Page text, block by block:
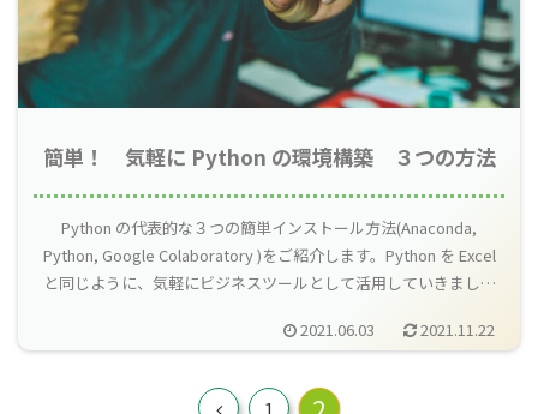
簡単！ 気軽に Python の環境構築 ３つの方法
Python の代表的な３つの簡単インストール方法(Anaconda,
Python, Google Colaboratory )をご紹介します。Python を Excel
と同じように、気軽にビジネスツールとして活用していきましょ
2021.06.03
2021.11.22
前